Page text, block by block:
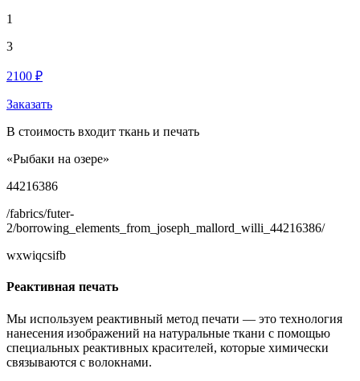
1
3
2100 ₽
Заказать
В стоимость входит ткань и печать
«Рыбаки на озере»
44216386
/fabrics/futer-
2/borrowing_elements_from_joseph_mallord_willi_44216386/
wxwiqcsifb
Реактивная печать
Мы используем реактивный метод печати — это технология
нанесения изображений на натуральные ткани с помощью
специальных реактивных красителей, которые химически
связываются с волокнами.